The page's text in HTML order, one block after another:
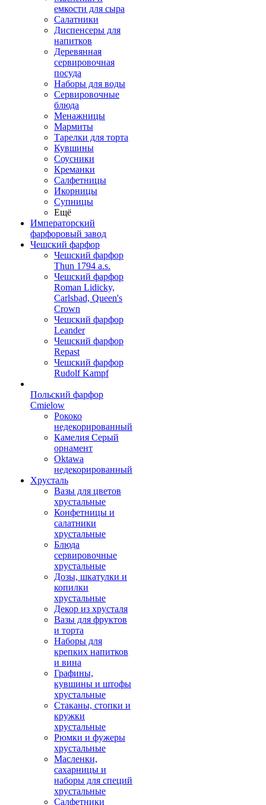
емкости для сыра
Салатники
Диспенсеры для
напитков
Деревянная
сервировочная
посуда
Наборы для воды
Сервировочные
блюда
Менажницы
Мармиты
Тарелки для торта
Кувшины
Соусники
Креманки
Салфетницы
Икорницы
Супницы
Ещё
Императорский
фарфоровый завод
Чешский фарфор
Чешский фарфор
Thun 1794 a.s.
Чешский фарфор
Roman Lidicky,
Carlsbad, Queen's
Crown
Чешский фарфор
Leander
Чешский фарфор
Repast
Чешский фарфор
Rudolf Kampf
Польский фарфор
Сmielow
Рококо
недекорированный
Камелия Серый
орнамент
Oktawa
недекорированный
Хрусталь
Вазы для цветов
хрустальные
Конфетницы и
салатники
хрустальные
Блюда
сервировочные
хрустальные
Дозы, шкатулки и
копилки
хрустальные
Декор из хрусталя
Вазы для фруктов
и торта
Наборы для
крепких напитков
и вина
Графины,
кувшины и штофы
хрустальные
Стаканы, стопки и
кружки
хрустальные
Рюмки и фужеры
хрустальные
Масленки,
сахарницы и
наборы для специй
хрустальные
Салфетники